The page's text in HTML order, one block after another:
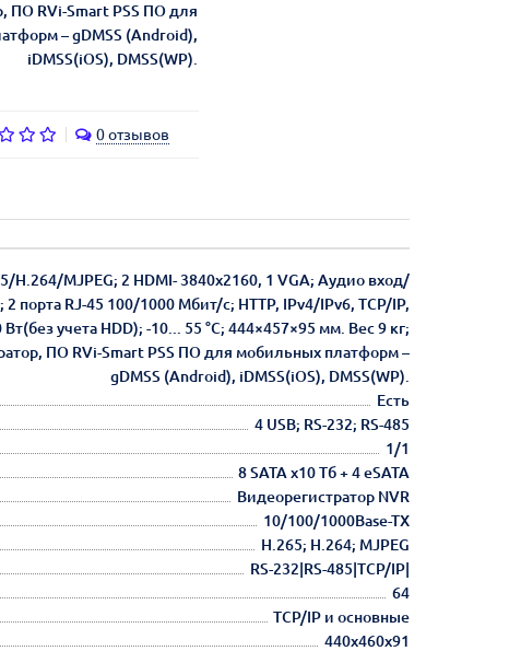
ПО RVi-Smart PSS ПО для
– gDMSS (Android),
iDMSS(iOS), DMSS(WP).
0 отзывов
MJPEG; 2 HDMI- 3840x2160, 1 VGA; Аудио вход/
порта RJ-45 100/1000 Мбит/с; HTTP, IPv4/IPv6, TCP/IP,
учета HDD); -10... 55 °C; 444×457×95 мм. Вес 9 кг;
ПО RVi-Smart PSS ПО для мобильных платформ –
gDMSS (Android), iDMSS(iOS), DMSS(WP).
Есть
4 USB; RS-232; RS-485
1/1
8 SATA х10 Тб + 4 eSATA
Видеорегистратор NVR
10/100/1000Base-TX
H.265; H.264; MJPEG
RS-232|RS-485|TCP/IP|
64
TCP/IP и основные
440х460х91